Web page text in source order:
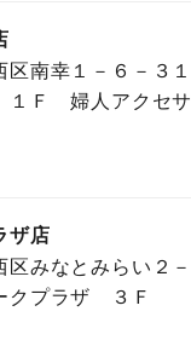
南幸１－６－３１
Ｆ 婦人アクセサ
ザ店
みなとみらい２－
クプラザ ３Ｆ